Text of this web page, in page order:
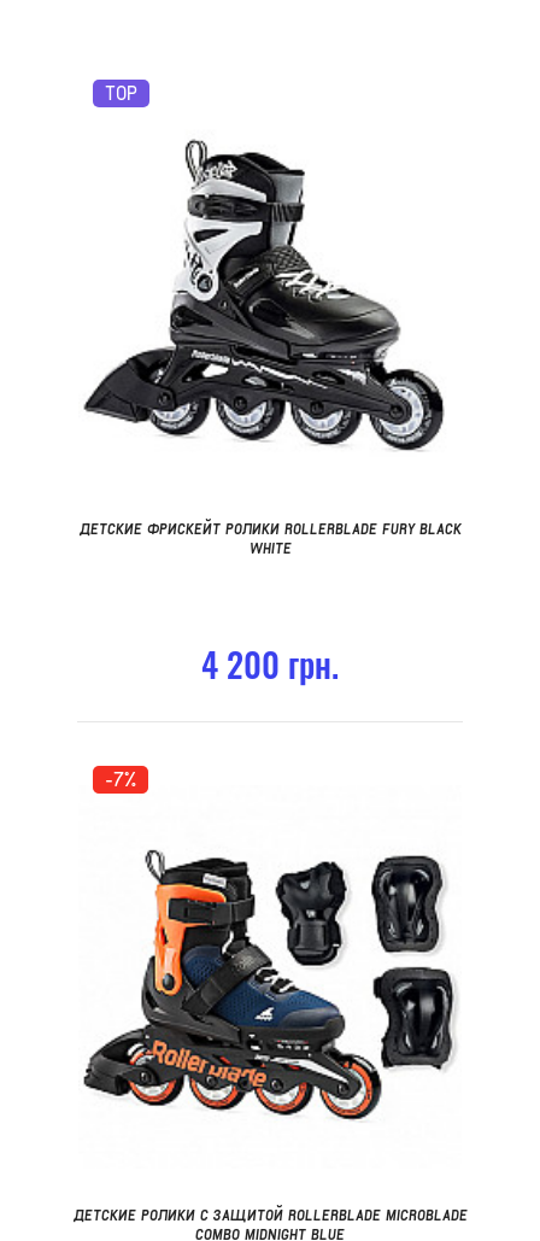
TOP
ДЕТСКИЕ ФРИСКЕЙТ РОЛИКИ ROLLERBLADE FURY BLACK
WHITE
4 200 грн.
-7%
ДЕТСКИЕ РОЛИКИ С ЗАЩИТОЙ ROLLERBLADE MICROBLADE
COMBO MIDNIGHT BLUE